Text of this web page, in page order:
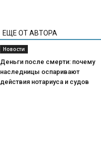
ЕЩЕ ОТ АВТОРА
Новости
Деньги после смерти: почему
наследницы оспаривают
действия нотариуса и судов